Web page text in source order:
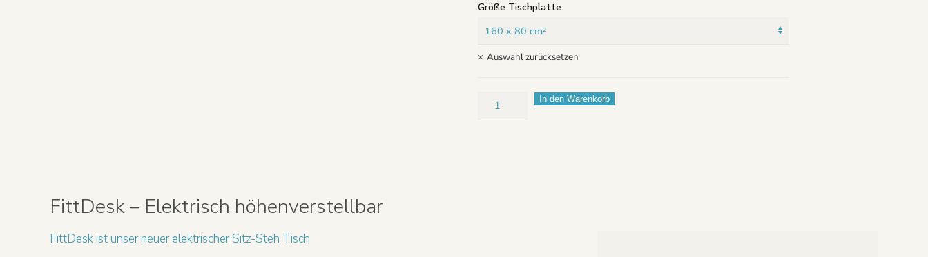
Größe Tischplatte
Auswahl zurücksetzen
In den Warenkorb
FittDesk – Elektrisch höhenverstellbar
FittDesk ist unser neuer elektrischer Sitz-Steh Tisch